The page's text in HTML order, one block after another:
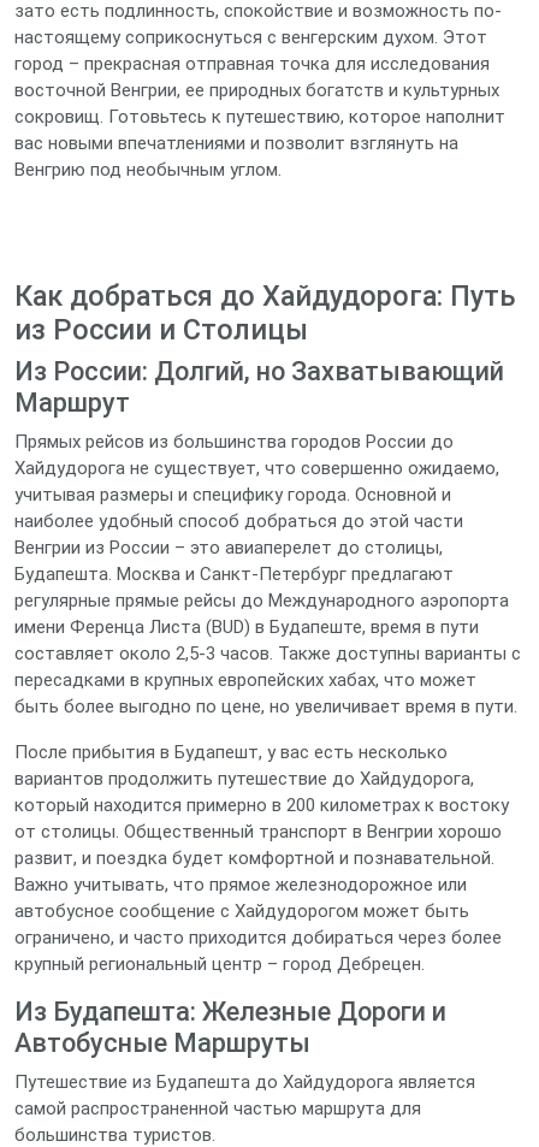
зато есть подлинность, спокойствие и возможность по-
настоящему соприкоснуться с венгерским духом. Этот
город – прекрасная отправная точка для исследования
восточной Венгрии, ее природных богатств и культурных
сокровищ. Готовьтесь к путешествию, которое наполнит
вас новыми впечатлениями и позволит взглянуть на
Венгрию под необычным углом.
Как добраться до Хайдудорога: Путь
из России и Столицы
Из России: Долгий, но Захватывающий
Маршрут
Прямых рейсов из большинства городов России до
Хайдудорога не существует, что совершенно ожидаемо,
учитывая размеры и специфику города. Основной и
наиболее удобный способ добраться до этой части
Венгрии из России – это авиаперелет до столицы,
Будапешта. Москва и Санкт-Петербург предлагают
регулярные прямые рейсы до Международного аэропорта
имени Ференца Листа (BUD) в Будапеште, время в пути
составляет около 2,5-3 часов. Также доступны варианты с
пересадками в крупных европейских хабах, что может
быть более выгодно по цене, но увеличивает время в пути.
После прибытия в Будапешт, у вас есть несколько
вариантов продолжить путешествие до Хайдудорога,
который находится примерно в 200 километрах к востоку
от столицы. Общественный транспорт в Венгрии хорошо
развит, и поездка будет комфортной и познавательной.
Важно учитывать, что прямое железнодорожное или
автобусное сообщение с Хайдудорогом может быть
ограничено, и часто приходится добираться через более
крупный региональный центр – город Дебрецен.
Из Будапешта: Железные Дороги и
Автобусные Маршруты
Путешествие из Будапешта до Хайдудорога является
самой распространенной частью маршрута для
большинства туристов.